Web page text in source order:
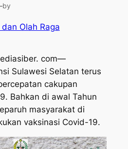
by
Olah Raga
com—
Sulawesi Selatan terus
cakupan
Bahkan di awal Tahun
masyarakat di
vaksinasi Covid-19.